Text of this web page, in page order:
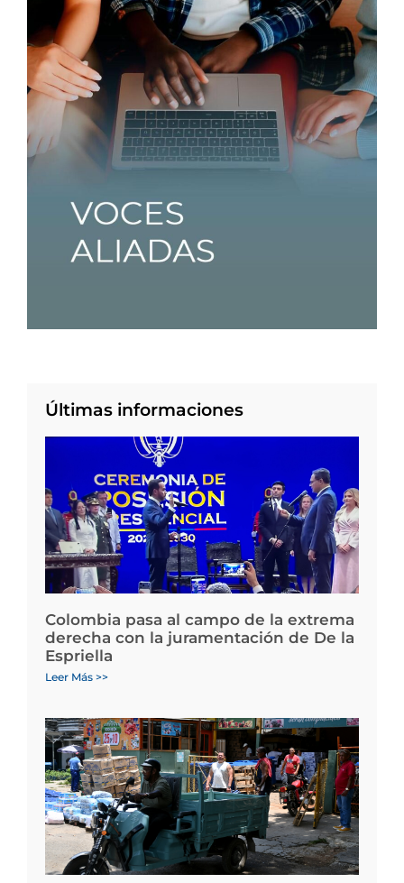
Últimas informaciones
Colombia pasa al campo de la extrema
derecha con la juramentación de De la
Espriella
Leer Más >>